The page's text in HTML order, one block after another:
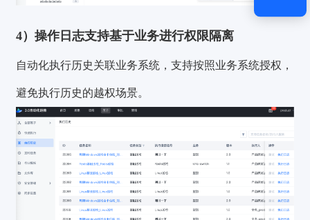
4）操作日志支持基于业务进行权限隔离
自动化执行历史关联业务系统，支持按照业务系统授权，
避免执行历史的越权场景。